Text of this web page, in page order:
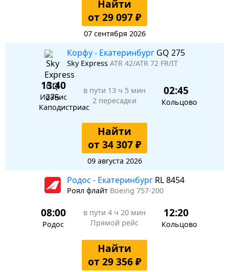
Найти
от 29 097 ₽
07 сентября 2026
Корфу - Екатеринбург GQ 275
Sky Express ATR 42/ATR 72 FR/IT
13:40
Иоанис
Каподистриас
в пути 13 ч 5 мин
2 пересадки
02:45
Кольцово
Найти
от 34 307 ₽
09 августа 2026
Родос - Екатеринбург RL 8454
Роял флайт Boeing 757-200
08:00
Родос
в пути 4 ч 20 мин
Прямой рейс
12:20
Кольцово
Найти
от 29 356 ₽